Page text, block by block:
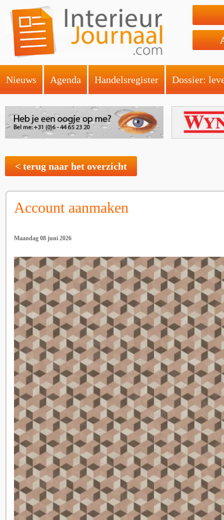
Nieuws Agenda Handelsregister Dossier:
< terug naar het overzicht
Account aanmaken
Maandag 08 juni 2026